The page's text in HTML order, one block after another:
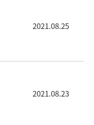
2021.08.25
2021.08.23